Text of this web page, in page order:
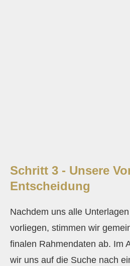
Schritt 3 - Unsere
Entscheidung
Nachdem uns alle
vorliegen, stimmen wir
finalen Rahmendaten ab. Im
wir uns auf die Suche nach